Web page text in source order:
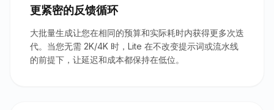
更紧密的反馈循环
大批量生成让您在相同的预算和实际耗时内获得更多次迭
代。当您无需 2K/4K 时，Lite 在不改变提示词或流水线
的前提下，让延迟和成本都保持在低位。